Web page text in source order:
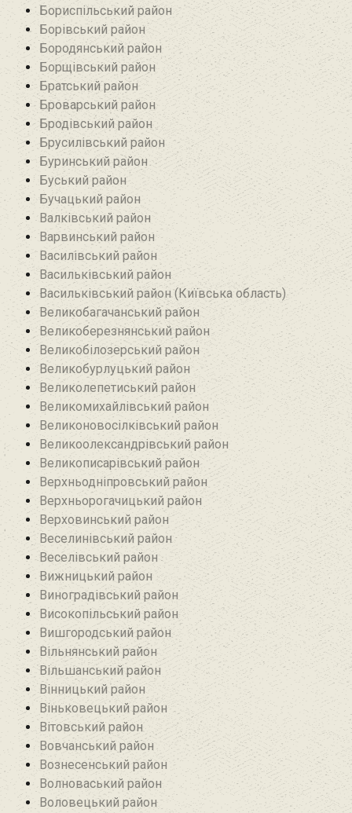
Бориспільський район
Борівський район
Бородянський район
Борщівський район‎
Братський район‎
Броварський район
Бродівський район‎
Брусилівський район‎
Буринський район
Буський район‎
Бучацький район
Валківський район
Варвинський район
Василівський район
Васильківський район
Васильківський район (Київська область)
Великобагачанський район
Великоберезнянський район
Великобілозерський район‎
Великобурлуцький район
Великолепетиський район
Великомихайлівський район‎
Великоновосілківський район‎
Великоолександрівський район
Великописарівський район
Верхньодніпровський район
Верхньорогачицький район
Верховинський район
Веселинівський район‎
Веселівський район‎
Вижницький район
Виноградівський район
Високопільський район
Вишгородський район
Вільнянський район‎
Вільшанський район
Вінницький район
Віньковецький район
Вітовський район
Вовчанський район
Вознесенський район
Волноваський район
Воловецький район